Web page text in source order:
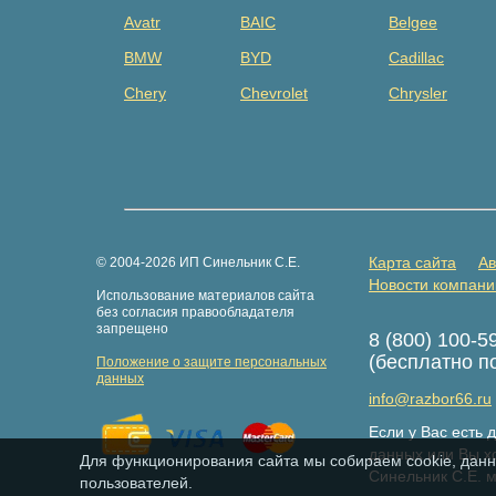
Avatr
BAIC Belgee
BMW
BYD Cadillac
Chery
Chevrolet Chrysler
Great Wall
Haima Haval
Hongqi
Hummer
Isuzu
JAC
Jaguar
Kaiyi
Knewstar
LDV
Lexus
LiXiang
Maserati
© 2004-2026 ИП Синельник С.Е.
Использование материалов сайта
без согласия правообладателя
запрещено
Положение о защите персональных
данных
Карта сайта
Новости
8 (800) 100-
(бесплатно
info@razbor66.ru
Если у Вас есть
данных или Вы
Синельник С.Е.
Для функционирования сайта мы собираем cookie,
пользователей.